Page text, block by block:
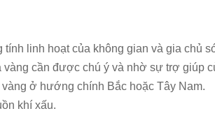
tính linh hoạt của không gian và gia chủ
cần được chú ý và nhờ sự trợ giúp
ở hướng chính Bắc hoặc Tây Nam.
khí xấu.